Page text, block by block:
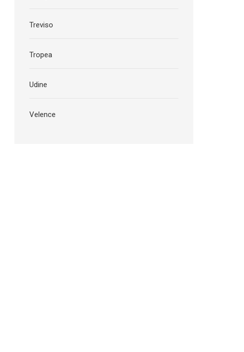
Treviso
Tropea
Udine
Velence